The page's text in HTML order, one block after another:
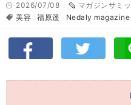
2026/07/08
マガジンサミ
美容
福原遥 Nedaly magazine